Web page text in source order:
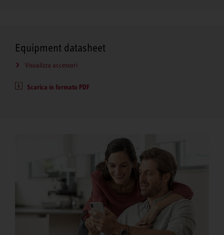
Equipment datasheet
Visualizza accessori
Scarica in formato PDF